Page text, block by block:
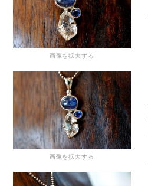
画像を拡大する
画像を拡大する